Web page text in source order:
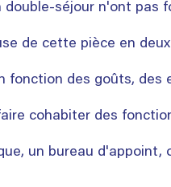
double-séjour n'ont pas
de cette pièce en
fonction des goûts, des
cohabiter des
un bureau d'appoint,